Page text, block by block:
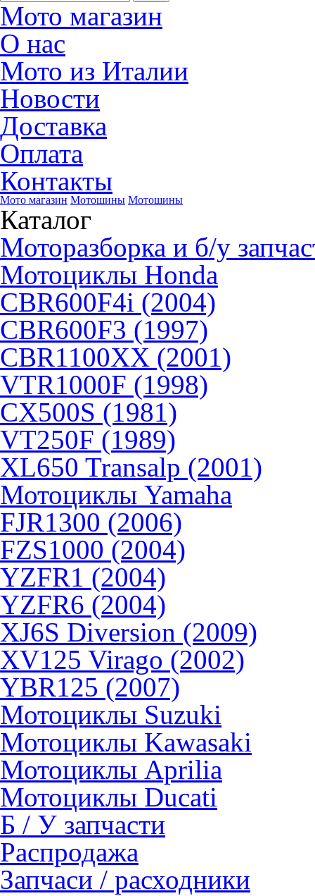
Мото магазин
О нас
Мото из Италии
Новости
Доставка
Оплата
Контакты
Мото магазин Мотошины Мотошины
Каталог
Моторазборка и б/у
Мотоциклы Honda
CBR600F4i (2004)
CBR600F3 (1997)
CBR1100XX (2001)
VTR1000F (1998)
CX500S (1981)
VT250F (1989)
XL650 Transalp (2001)
Мотоциклы Yamaha
FJR1300 (2006)
FZS1000 (2004)
YZFR1 (2004)
YZFR6 (2004)
XJ6S Diversion (2009)
XV125 Virago (2002)
YBR125 (2007)
Мотоциклы Suzuki
Мотоциклы Kawasaki
Мотоциклы Aprilia
Мотоциклы Ducati
Б / У запчасти
Распродажа
Запчаси / расходники